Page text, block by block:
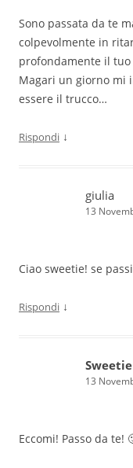
Sono passata da te
colpevolmente in
profondamente il tuo
Magari un giorno mi
essere il trucco…
Rispondi ↓
giulia
13
Ciao sweetie! se
Rispondi ↓
Sweetie
13
Eccomi! Passo da te!